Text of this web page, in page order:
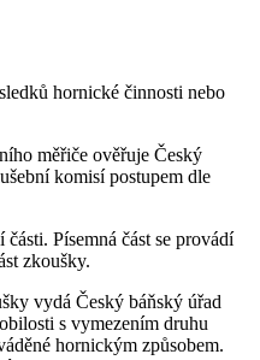
hornické činnosti nebo
měřiče ověřuje Český
komisí postupem dle
Písemná část se provádí
zkoušky.
vydá Český báňský úřad
s vymezením druhu
hornickým způsobem.